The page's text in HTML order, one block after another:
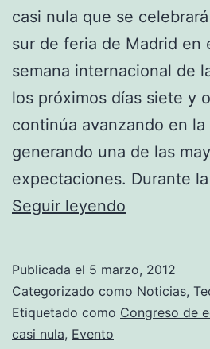
casi nula que se
sur de feria de Madrid en
semana internacional de
los próximos días siete y
continúa avanzando en
generando una de las
expectaciones. Durante
Seguir leyendo
propuestas
de
Publicada el 5 marzo, 2012
Categorizado como Noticias,
Etiquetado como Congreso de
casi nula, Evento